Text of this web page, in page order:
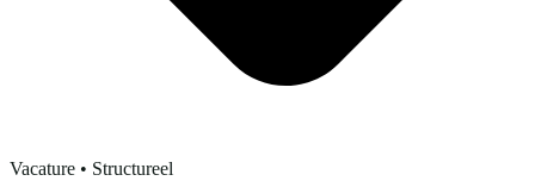
Vacature • Structureel